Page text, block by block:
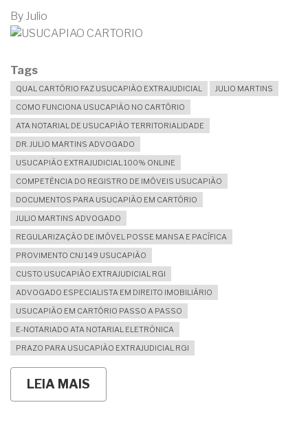
By Julio
Tags
QUAL CARTÓRIO FAZ USUCAPIÃO EXTRAJUDICIAL
JULIO MARTINS
COMO FUNCIONA USUCAPIÃO NO CARTÓRIO
ATA NOTARIAL DE USUCAPIÃO TERRITORIALIDADE
DR. JULIO MARTINS ADVOGADO
USUCAPIÃO EXTRAJUDICIAL 100% ONLINE
COMPETÊNCIA DO REGISTRO DE IMÓVEIS USUCAPIÃO
DOCUMENTOS PARA USUCAPIÃO EM CARTÓRIO
JULIO MARTINS ADVOGADO
REGULARIZAÇÃO DE IMÓVEL POSSE MANSA E PACÍFICA
PROVIMENTO CNJ 149 USUCAPIÃO
CUSTO USUCAPIÃO EXTRAJUDICIAL RGI
ADVOGADO ESPECIALISTA EM DIREITO IMOBILIÁRIO
USUCAPIÃO EM CARTÓRIO PASSO A PASSO
E-NOTARIADO ATA NOTARIAL ELETRÔNICA
PRAZO PARA USUCAPIÃO EXTRAJUDICIAL RGI
LEIA MAIS
QUALQUER